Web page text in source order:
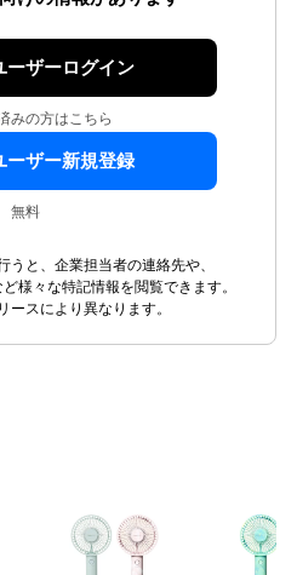
ーザーログイン
みの方はこちら
ーザー新規登録
無料
うと、企業担当者の連絡先や、
様々な特記情報を閲覧できます。
スにより異なります。